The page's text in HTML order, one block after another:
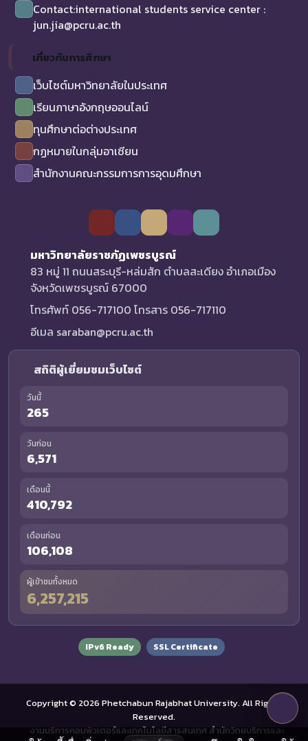
Contact:international students service center :
jun.jia@pcru.ac.th
เกี่ยวกับการศึกษา
เว็บไซต์มหาวิทยาลัยในประเทศ
เรียนภาษาอังกฤษออนไลน์
ทุนศึกษาต่อต่างประเทศ
กฏหมายในกลุ่มอาเซียน
สำนักงานคณะกรรมการการอุดมศึกษา
มหาวิทยาลัยราชภัฏเพชรบูรณ์
83 หมู่ 11 ถนนสระบุรี-หล่มสัก ตำบลสะเดียง อำเภอเมือง
จังหวัดเพชรบูรณ์ 67000
โทรศัพท์ 056-717100 โทรสาร 056-717110
อีเมล saraban@pcru.ac.th
สถิติผู้เยี่ยมชมเว็บไซต์
วันนี้
265
วันก่อน
6,571
เดือนนี้
410,792
เดือนก่อน
106,108
ผู้เข้าชมทั้งหมด
6,257,215
IPv6 Ready SSL Certificate
Copyright © 2026 Phetchabun Rajabhat University. All Rights
Reserved.
งานบริการคอมพิวเตอร์และเทคโนโลยีสารสนเทศ สำนักวิทยบริการและ